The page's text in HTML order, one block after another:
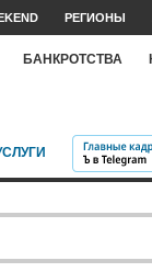
РЕГИОНЫ
БАНКРОТСТВА